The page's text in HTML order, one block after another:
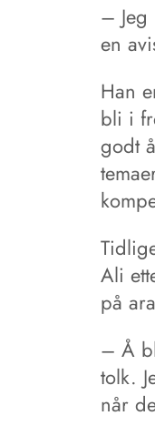
–
en
Han
bli i
godt
Ali
på
– Å
tolk.
når